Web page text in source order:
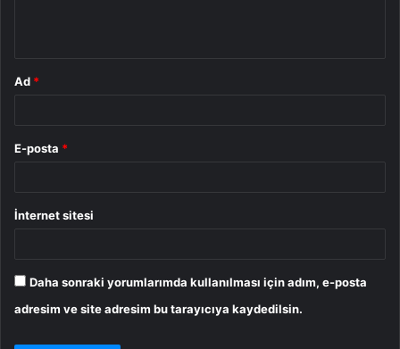
Ad *
E-posta *
İnternet sitesi
Daha sonraki yorumlarımda kullanılması için adım, e-posta
adresim ve site adresim bu tarayıcıya kaydedilsin.